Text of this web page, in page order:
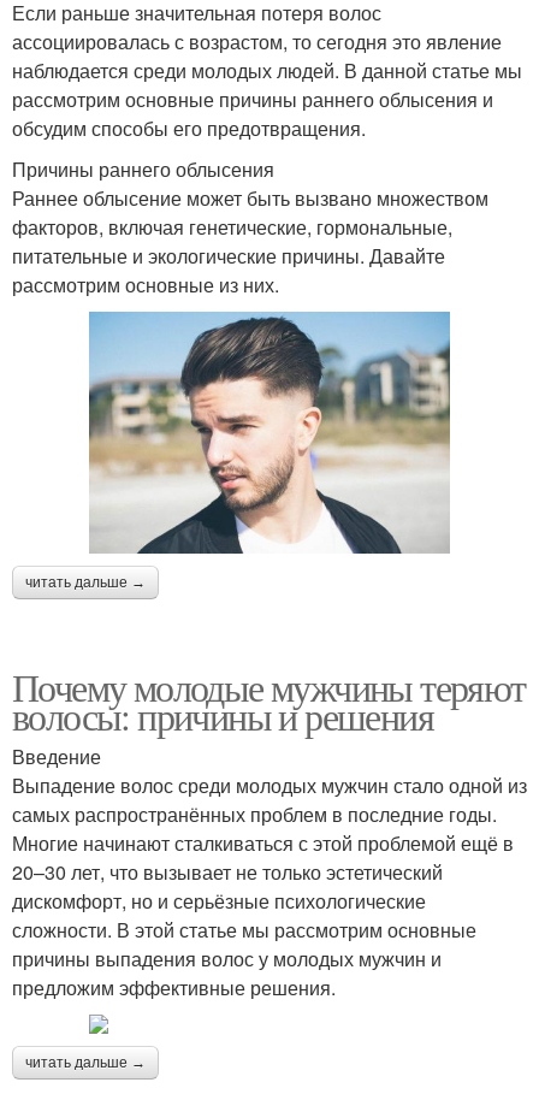
Если раньше значительная потеря волос
ассоциировалась с возрастом, то сегодня это явление
наблюдается среди молодых людей. В данной статье мы
рассмотрим основные причины раннего облысения и
обсудим способы его предотвращения.
Причины раннего облысения
Раннее облысение может быть вызвано множеством
факторов, включая генетические, гормональные,
питательные и экологические причины. Давайте
рассмотрим основные из них.
читать дальше →
Почему молодые мужчины теряют
волосы: причины и решения
Введение
Выпадение волос среди молодых мужчин стало одной из
самых распространённых проблем в последние годы.
Многие начинают сталкиваться с этой проблемой ещё в
20–30 лет, что вызывает не только эстетический
дискомфорт, но и серьёзные психологические
сложности. В этой статье мы рассмотрим основные
причины выпадения волос у молодых мужчин и
предложим эффективные решения.
читать дальше →